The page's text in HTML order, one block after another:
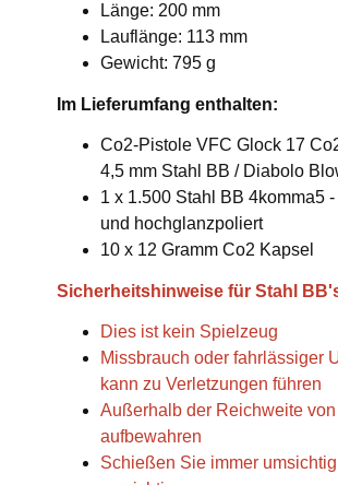
Länge: 200 mm
Lauflänge: 113 mm
Gewicht: 795 g
Im Lieferumfang enthalten:
Co2-Pistole VFC Glock 17
4,5 mm Stahl BB / Diabolo
1 x 1.500 Stahl BB 4komma5
und hochglanzpoliert
10 x 12 Gramm Co2 Kapsel
Sicherheitshinweise für Stahl
Dies ist kein Spielzeug
Missbrauch oder fahrlässiger
kann zu Verletzungen führen
Außerhalb der Reichweite
aufbewahren
Schießen Sie immer